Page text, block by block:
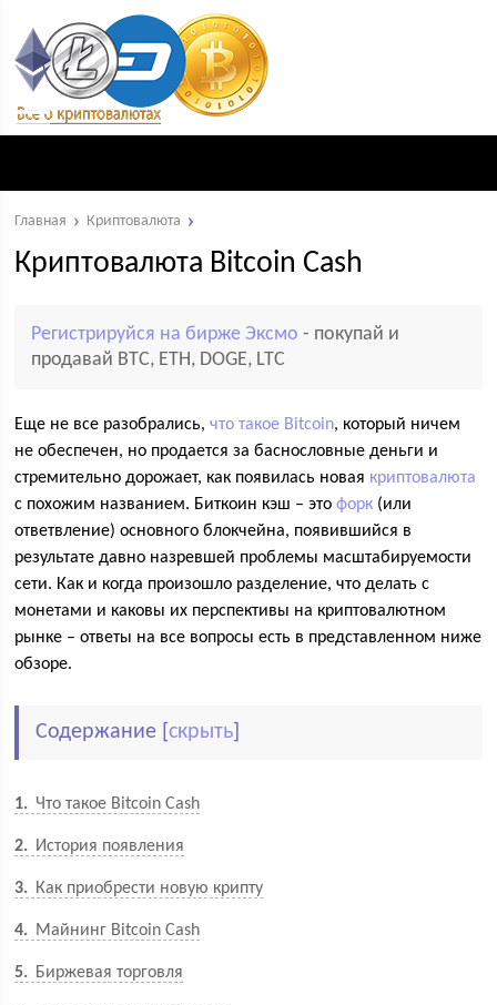
Главная Криптовалюта
Криптовалюта Bitcoin Cash
Регистрируйся на бирже Эксмо - покупай и
продавай BTC, ETH, DOGE, LTC
Еще не все разобрались,что такое Bitcoin, который ничем
не обеспечен, но продается за баснословные деньги и
стремительно дорожает, как появилась новая криптовалюта
с похожим названием. Биткоин кэш – этофорк (или
ответвление) основного блокчейна, появившийся в
результате давно назревшей проблемы масштабируемости
сети. Как и когда произошло разделение, что делать с
монетами и каковы их перспективы на криптовалютном
рынке – ответы на все вопросы есть в представленном ниже
обзоре.
Содержание [скрыть
1 Что такое Bitcoin Cash
2 История появления
3 Как приобрести новую крипту
4 Майнинг Bitcoin Cash
5 Биржевая торговля